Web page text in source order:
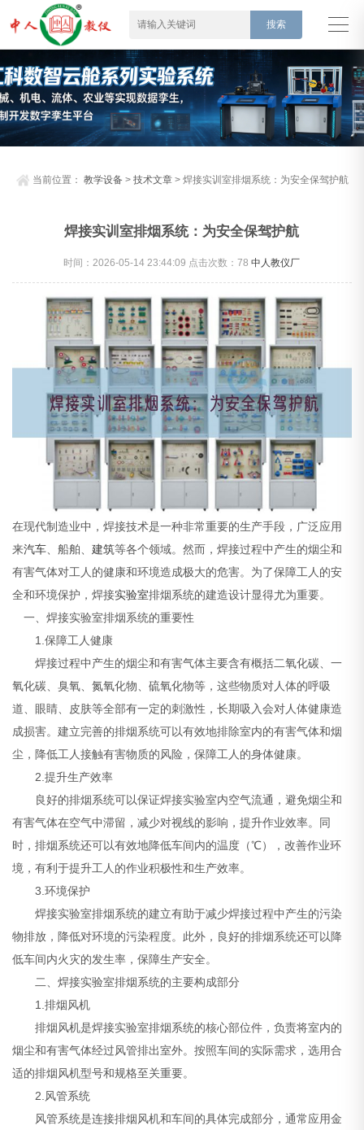
当前位置：教学设备 >技术文章 > 焊接实训室排烟系统：为安全保驾护航
焊接实训室排烟系统：为安全保驾护航
时间：2026-05-14 23:44:09 点击次数：78中人教仪厂
在现代制造业中，焊接技术是一种非常重要的生产手段，广泛应用
来汽车 、船舶、建筑等各个领域。然而，焊接过程中产生的烟尘和
有害气体对工人的健康和环境造成极大的危害。为了保障工人的安
全和环境保护，焊接实验室排烟系统的建造设计显得尤为重要。
一、焊接实验室排烟系统的重要性
1.保障工人健康
焊接过程中产生的烟尘和有害气体主要含有概括二氧化碳、一
氧化碳、臭氧、氮氧化物、硫氧化物等，这些物质对人体的呼吸
道、眼睛、皮肤等全部有一定的刺激性，长期吸入会对人体健康造
成损害。建立完善的排烟系统可以有效地排除室内的有害气体和烟
尘，降低工人接触有害物质的风险，保障工人的身体健康。
2.提升生产效率
良好的排烟系统可以保证焊接实验室内空气流通，避免烟尘和
有害气体在空气中滞留，减少对视线的影响，提升作业效率。同
时，排烟系统还可以有效地降低车间内的温度（℃），改善作业环
境，有利于提升工人的作业积极性和生产效率。
3.环境保护
焊接实验室排烟系统的建立有助于减少焊接过程中产生的污染
物排放，降低对环境的污染程度。此外，良好的排烟系统还可以降
低车间内火灾的发生率，保障生产安全。
二、焊接实验室排烟系统的主要构成部分
1.排烟风机
排烟风机是焊接实验室排烟系统的核心部位件，负责将室内的
烟尘和有害气体经过风管排出室外。按照车间的实际需求，选用合
适的排烟风机型号和规格至关重要。
2.风管系统
风管系统是连接排烟风机和车间的具体完成部分，通常应用金